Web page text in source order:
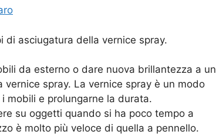
di asciugatura della vernice spray.
da esterno o dare nuova brillantezza a un
spray. La vernice spray è un modo
mobili e prolungarne la durata.
su oggetti quando si ha poco tempo a
è molto più veloce di quella a pennello.